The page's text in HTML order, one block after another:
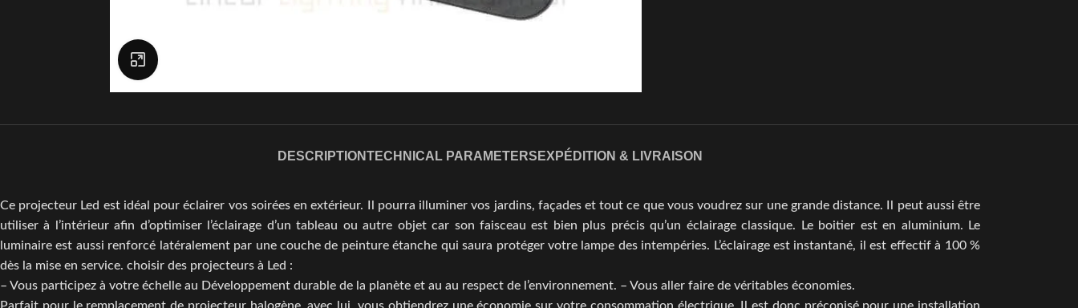
DESCRIPTIONTECHNICAL PARAMETERS EXPÉDITION & LIVRAISON
Ce projecteur Led est idéal pour éclairer vos soirées en extérieur. Il pourra illuminer vos jardins, façades et tout ce que vous voudrez sur une grande distance. Il peut aussi être
utiliser à l’intérieur afin d’optimiser l’éclairage d’un tableau ou autre objet car son faisceau est bien plus précis qu’un éclairage classique. Le boitier est en aluminium. Le
luminaire est aussi renforcé latéralement par une couche de peinture étanche qui saura protéger votre lampe des intempéries. L’éclairage est instantané, il est effectif à 100 %
dès la mise en service. choisir des projecteurs à Led :
– Vous participez à votre échelle au Développement durable de la planète et au au respect de l’environnement. – Vous aller faire de véritables économies.
Parfait pour le remplacement de projecteur halogène, avec lui, vous obtiendrez une économie sur votre consommation électrique. Il est donc préconisé pour une installation